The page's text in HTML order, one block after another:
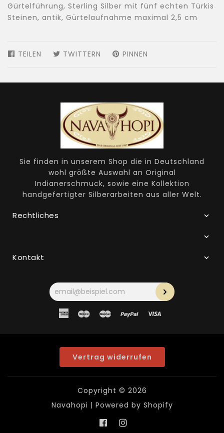
Gürtelführung, Sterling Silber mit fünf echten Türkis
Steinen, antik, Gürtelaufnahme maximal 2,5 cm
TEILEN AUF
TWITTERN AUF
PINNEN
Sie finden in unserem Shop die in Deutschland
wohl größte Auswahl an Original
Indianerschmuck, sowie eine Kollektion
handgefertigter Silberarbeiten aus aller Welt.
Rechtliches
Kontakt
Ihre
E-
Mail-
Adresse
AmericanMaestroMaster Paypal
Vertrag widerrufen
Copyright © 2026
Navahopi | Powered by Shopify
FacebookInstagram